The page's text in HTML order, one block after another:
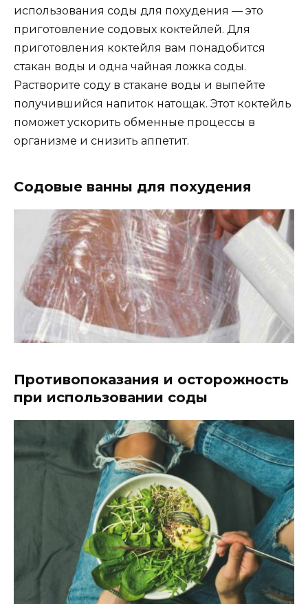
использования соды для похудения — это
приготовление содовых коктейлей. Для
приготовления коктейля вам понадобится
стакан воды и одна чайная ложка соды.
Растворите соду в стакане воды и выпейте
получившийся напиток натощак. Этот коктейль
поможет ускорить обменные процессы в
организме и снизить аппетит.
Содовые ванны для похудения
Противопоказания и осторожность
при использовании соды